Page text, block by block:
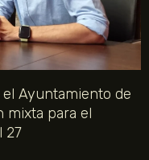
Ayuntamiento de
mixta para el
27